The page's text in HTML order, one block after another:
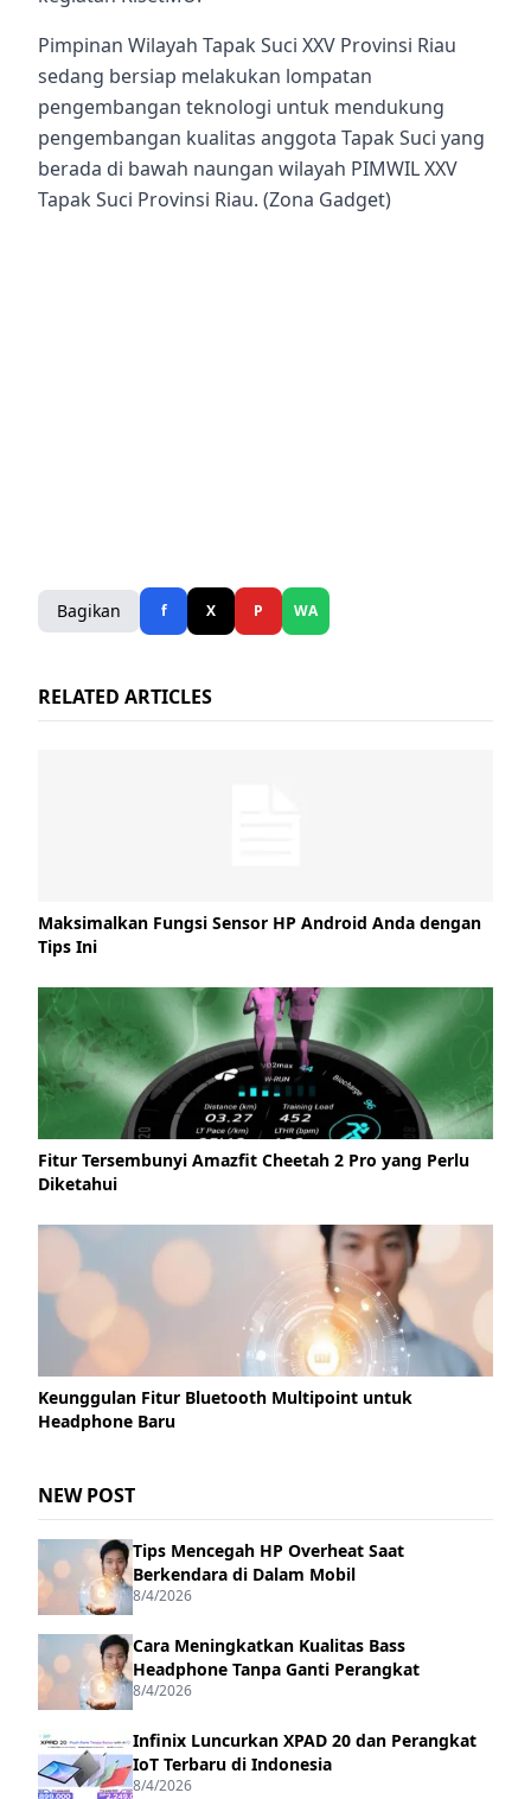
Pimpinan Wilayah Tapak Suci XXV Provinsi Riau
sedang bersiap melakukan lompatan
pengembangan teknologi untuk mendukung
pengembangan kualitas anggota Tapak Suci yang
berada di bawah naungan wilayah PIMWIL XXV
Tapak Suci Provinsi Riau. (Zona Gadget)
Bagikan f X P WA
RELATED ARTICLES
Maksimalkan Fungsi Sensor HP Android Anda dengan
Tips Ini
Fitur Tersembunyi Amazfit Cheetah 2 Pro yang Perlu
Diketahui
Keunggulan Fitur Bluetooth Multipoint untuk
Headphone Baru
NEW POST
Tips Mencegah HP Overheat Saat
Berkendara di Dalam Mobil
8/4/2026
Cara Meningkatkan Kualitas Bass
Headphone Tanpa Ganti Perangkat
8/4/2026
Infinix Luncurkan XPAD 20 dan Perangkat
IoT Terbaru di Indonesia
8/4/2026